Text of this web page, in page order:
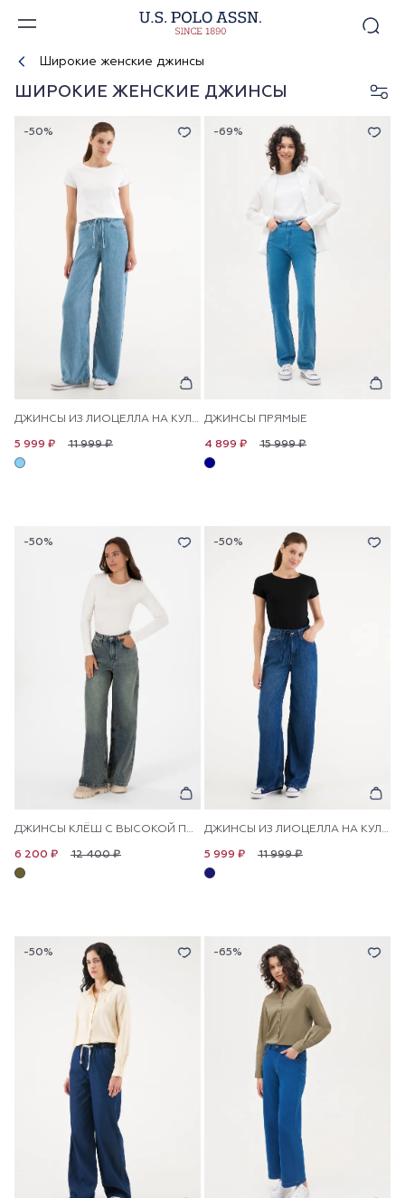
Широкие женские джинсы
ШИРОКИЕ ЖЕНСКИЕ ДЖИНСЫ
-50%
ДЖИНСЫ ИЗ ЛИОЦЕЛЛА НА КУЛИСКЕ ШИРОКИЕ
11 999 ₽
5 999 ₽
-69%
ДЖИНСЫ ПРЯМЫЕ
15 999 ₽
4 899 ₽
-50%
ДЖИНСЫ КЛЁШ С ВЫСОКОЙ ПОСАДКОЙ
12 400 ₽
6 200 ₽
-50%
ДЖИНСЫ ИЗ ЛИОЦЕЛЛА НА КУЛИСКЕ ШИРОКИЕ
11 999 ₽
5 999 ₽
-50% -65%